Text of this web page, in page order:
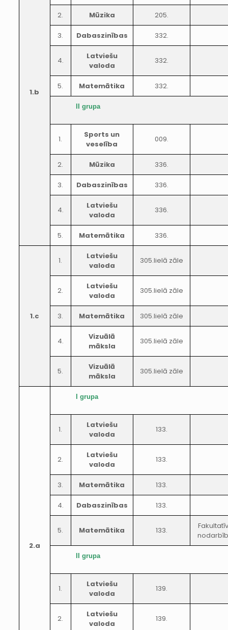
1.b
2. Mūzika 205.
3. Dabaszinības 332.
4.
Latviešu
valoda
332.
5. Matemātika 332.
II grupa
1.
Sports un
veselība
009.
2. Mūzika 336.
3. Dabaszinības 336.
4.
Latviešu
valoda
336.
5. Matemātika 336.
1.c
1.
Latviešu
valoda
305.lielā zāle
2.
Latviešu
valoda
305.lielā zāle
3. Matemātika 305.lielā zāle
4.
Vizuālā
māksla
305.lielā zāle
5.
Vizuālā
māksla
305.lielā zāle
2.a
I grupa
1.
Latviešu
valoda
133.
2.
Latviešu
valoda
133.
3. Matemātika 133.
4. Dabaszinības 133.
5. Matemātika 133.
II grupa
1.
Latviešu
valoda
139.
2.
Latviešu
valoda
139.